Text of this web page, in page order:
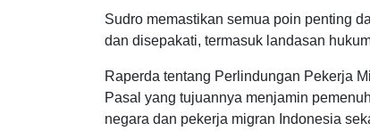
Sudro memastikan semua poin penting
dan disepakati, termasuk landasan
Raperda tentang Perlindungan Pekerja
Pasal yang tujuannya menjamin
negara dan pekerja migran Indonesia